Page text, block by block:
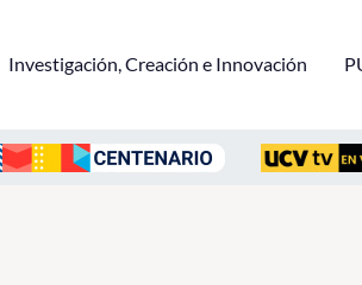
Investigación, Creación e Innovación